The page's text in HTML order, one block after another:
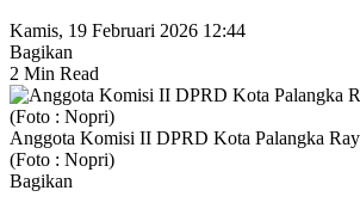
Kamis, 19 Februari 2026 12:44
Bagikan
2 Min Read
Anggota Komisi II DPRD Kota Palangka
(Foto : Nopri)
Bagikan